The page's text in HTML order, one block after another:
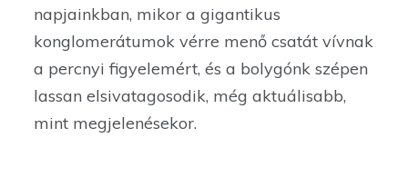
napjainkban, mikor a gigantikus
konglomerátumok vérre menő csatát vívnak
a percnyi figyelemért, és a bolygónk szépen
lassan elsivatagosodik, még aktuálisabb,
mint megjelenésekor.